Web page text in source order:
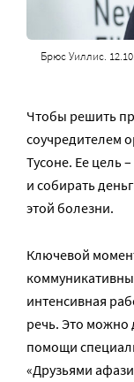
Брюс Уиллис.
Чтобы решить
соучредителем
Тусоне. Ее цель
и собирать
этой болезни.
Ключевой
интенсивная
речь. Это можно
помощи
«Друзьями